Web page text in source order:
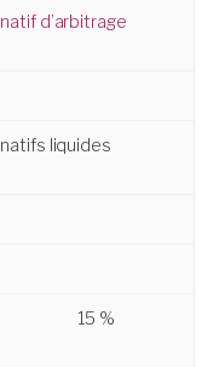
d’arbitrage
liquides
15 %